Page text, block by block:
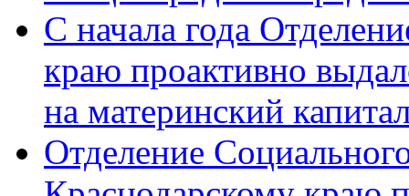
С начала года
краю проактивно
на материнский
Отделение